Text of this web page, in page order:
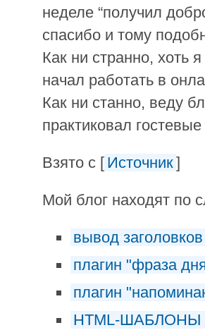
неделе “получил
спасибо и тому
Как ни странно, хоть
начал работать в
Как ни станно, веду
практиковал
Взято с [ Источник]
Мой блог находят
вывод
плагин "фраза
плагин
HTML-ШАБЛОНЫ